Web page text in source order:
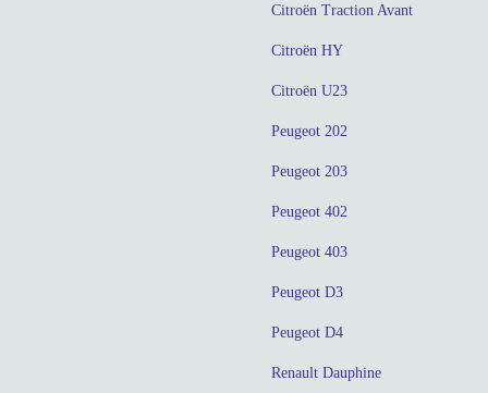
Citroën Traction Avant
Citroën HY
Citroën U23
Peugeot 202
Peugeot 203
Peugeot 402
Peugeot 403
Peugeot D3
Peugeot D4
Renault Dauphine